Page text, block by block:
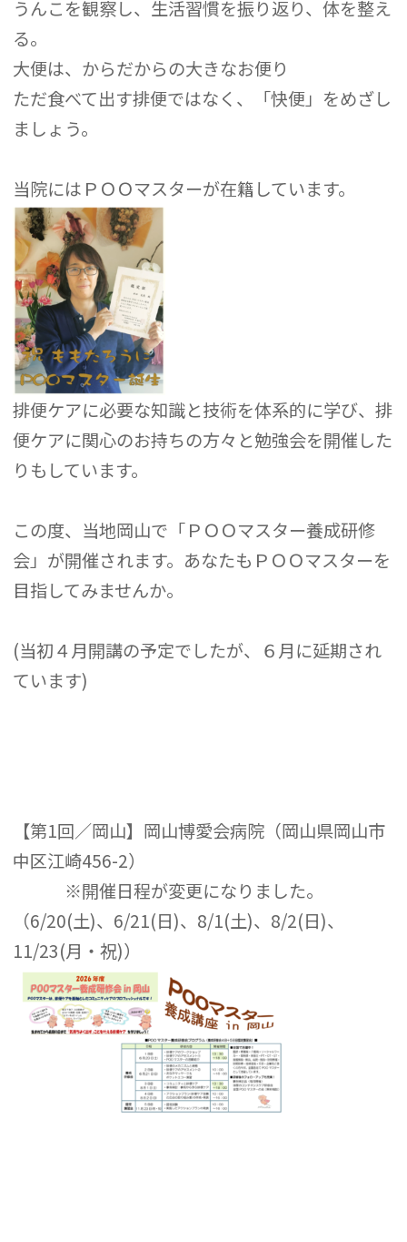
うんこを観察し、生活習慣を振り返り、体を整え
る。
大便は、からだからの大きなお便り
ただ食べて出す排便ではなく、「快便」をめざし
ましょう。
当院にはＰＯＯマスターが在籍しています。
排便ケアに必要な知識と技術を体系的に学び、排
便ケアに関心のお持ちの方々と勉強会を開催した
りもしています。
この度、当地岡山で「ＰＯＯマスター養成研修
会」が開催されます。あなたもＰＯＯマスターを
目指してみませんか。
(当初４月開講の予定でしたが、６月に延期され
ています)
【第1回／岡山】岡山博愛会病院（岡山県岡山市
中区江崎456-2）
※開催日程が変更になりました。
（6/20(土)、6/21(日)、8/1(土)、8/2(日)、
11/23(月・祝)）